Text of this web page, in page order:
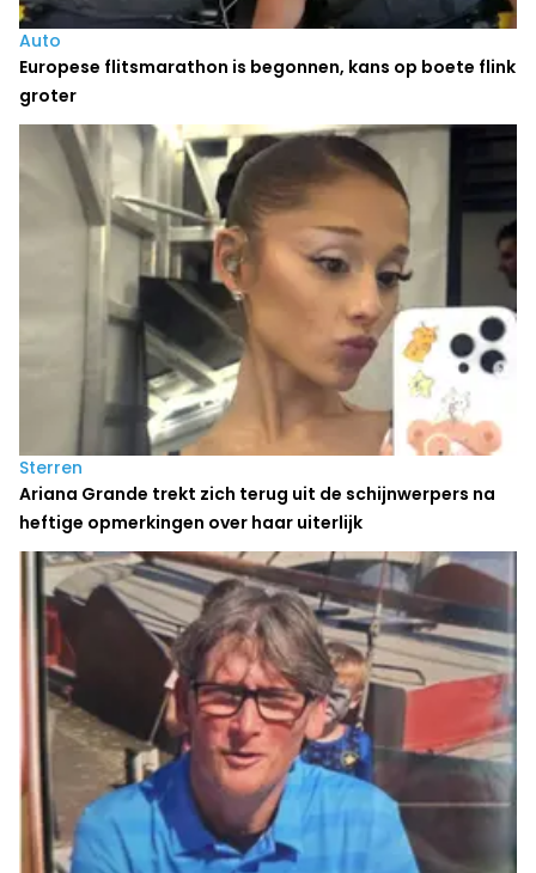
Auto
Europese flitsmarathon is begonnen, kans op boete flink
groter
Sterren
Ariana Grande trekt zich terug uit de schijnwerpers na
heftige opmerkingen over haar uiterlijk